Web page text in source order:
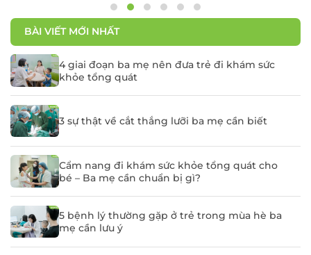
BÀI VIẾT MỚI NHẤT
4 giai đoạn ba mẹ nên đưa trẻ đi khám sức
khỏe tổng quát
3 sự thật về cắt thắng lưỡi ba mẹ cần biết
Cẩm nang đi khám sức khỏe tổng quát cho
bé – Ba mẹ cần chuẩn bị gì?
5 bệnh lý thường gặp ở trẻ trong mùa hè ba
mẹ cần lưu ý